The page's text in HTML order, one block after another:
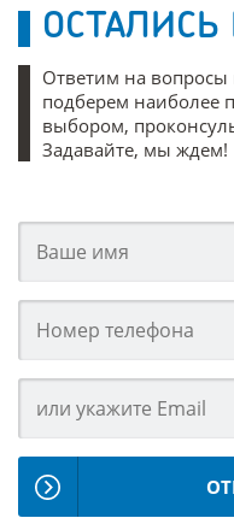
Ответим на
подберем наиболее
выбором,
Задавайте, мы ждем!